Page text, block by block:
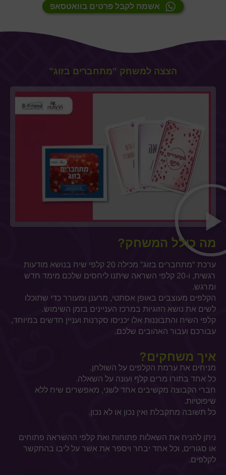
אשמח לקבל פרטים בוואטסאפ
הצצה למשחק "מתחברים בזוג"
מה כולל המשחק?
ערכת "מתחברים בזוג" מכילה 20 קלפי שיח בנושא מודעות
רגשית, ו-20 קלפי השראה שיתנו ליחסים שלכם מימד חדש
ומרגש.
הקלפים מעוצבים באופן אסתטי, מרענן ומעורר כדי שתוכלו
לשים את נושא הזוגיות במרכז העניינים בזמן השימוש.
קלפי השיח והתבוננות אלו יכניסו סקרנות ועניין חדשים במיוחד,
עבורכם ועבור האהובים שלכם.
איך משחקים?
מניחים את ערמת הקלפים על השולחן.
כל אחד בתורו מרים קלף ועונה על השאלה.
חברי הקבוצה מקשיבים אחד לשני, מאפשרים שיח ללא
שיפוטיות.
כל תשובה מתקבלת ואין נכון או לא נכון.
ניתן להניח את השאלות פתוחות ואת קלפי ההשראה פתוחים
או סגורים, וכל אחד יבחר ויספר את אשר על ליבו בהתקשר
לקלפים.